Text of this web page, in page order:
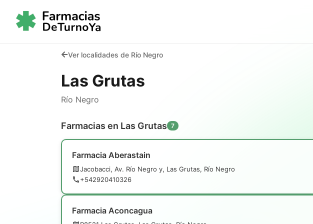
Ver localidades de Río Negro
Las Grutas
Río Negro
Farmacias en Las Grutas 7
Farmacia Aberastain
Jacobacci, Av. Río Negro y, Las Grutas, Río Negro
+542920410326
Farmacia Aconcagua